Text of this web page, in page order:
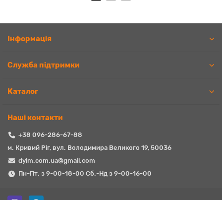
Iнформація
Служба підтримки
Каталог
Наші контакти
+38 096-286-67-88
м. Кривий Ріг, вул. Володимира Великого 19, 50036
dyim.com.ua@gmail.com
Пн-Пт. з 9-00-18-00 Сб.-Нд з 9-00-16-00